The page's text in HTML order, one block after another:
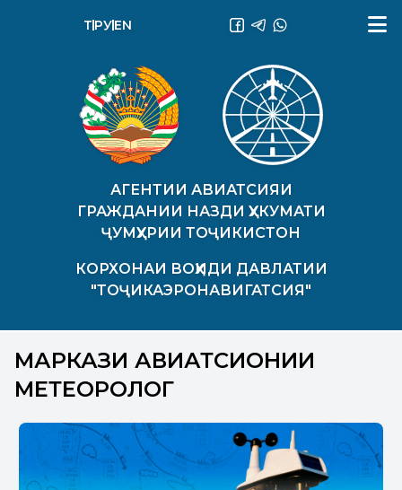
АГЕНТИИ АВИАТСИЯИ
ГРАЖДАНИИ НАЗДИ ҲУКУМАТИ
ҶУМҲУРИИ ТОҶИКИСТОН
КОРХОНАИ ВОҲИДИ ДАВЛАТИИ
"ТОҶИКАЭРОНАВИГАТСИЯ"
ТҶ РУEN
МАРКАЗИ АВИАТСИОНИИ
МЕТЕОРОЛОГӢ